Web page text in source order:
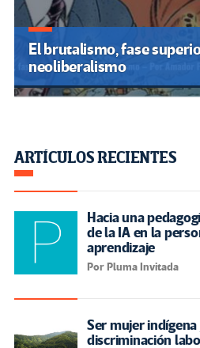
El brutalismo, fase
neoliberalismo
ARTÍCULOS RECIENTES
Hacia una
de la IA en la
aprendizaje
Por Pluma Invitada
Ser mujer
discriminación